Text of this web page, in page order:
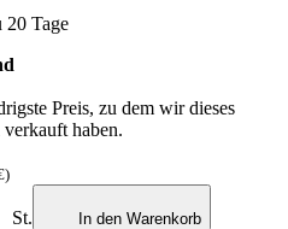
20 Tage
Preis, zu dem wir dieses
haben.
St. In den Warenkorb